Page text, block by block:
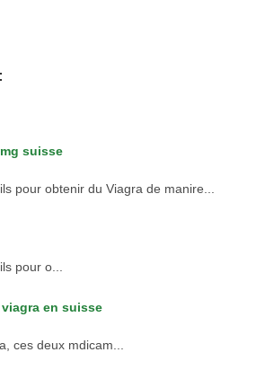
suisse
pour obtenir du Viagra de manire...
pour o...
en suisse
ces deux mdicam...